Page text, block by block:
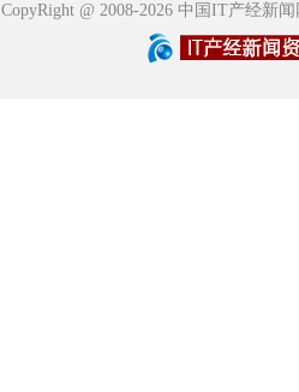
CopyRight @ 2008-2026 中国IT产经新